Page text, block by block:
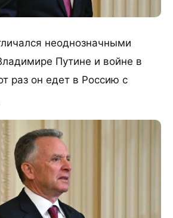
неоднозначными
Путине и войне в
раз он едет в Россию с